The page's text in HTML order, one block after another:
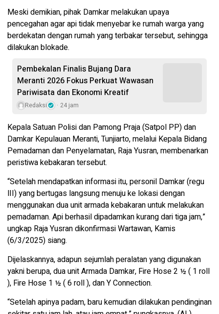
Meski demikian, pihak Damkar melakukan upaya
pencegahan agar api tidak menyebar ke rumah warga yang
berdekatan dengan rumah yang terbakar tersebut, sehingga
dilakukan blokade.
Pembekalan Finalis Bujang Dara
Meranti 2026 Fokus Perkuat Wawasan
Pariwisata dan Ekonomi Kreatif
Redaksi 24 jam
Kepala Satuan Polisi dan Pamong Praja (Satpol PP) dan
Damkar Kepulauan Meranti, Tunjiarto, melalui Kepala Bidang
Pemadaman dan Penyelamatan, Raja Yusran, membenarkan
peristiwa kebakaran tersebut.
“Setelah mendapatkan informasi itu, personil Damkar (regu
lII) yang bertugas langsung menuju ke lokasi dengan
menggunakan dua unit armada kebakaran untuk melakukan
pemadaman. Api berhasil dipadamkan kurang dari tiga jam,”
ungkap Raja Yusran dikonfirmasi Wartawan, Kamis
(6/3/2025) siang.
Dijelaskannya, adapun sejumlah peralatan yang digunakan
yakni berupa, dua unit Armada Damkar, Fire Hose 2 ½ ( 1 roll
), Fire Hose 1 ½ ( 6 roll ), dan Y Connection.
“Setelah apinya padam, baru kemudian dilakukan pendinginan